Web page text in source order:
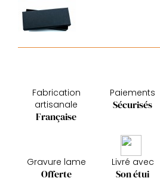
Fabrication
artisanale
Française
Paiements
Sécurisés
Gravure lame
Offerte
Livré avec
Son étui